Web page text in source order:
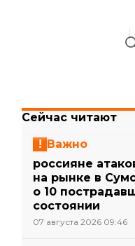
Сейчас читают
Важно
россияне
на рынке в
о 10
состоянии
07 августа 2026 09:46